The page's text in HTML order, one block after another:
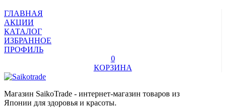
ГЛАВНАЯ
АКЦИИ
КАТАЛОГ
ИЗБРАННОЕ
ПРОФИЛЬ
0
КОРЗИНА
Магазин SaikoTrade - интернет-магазин товаров из
Японии для здоровья и красоты.